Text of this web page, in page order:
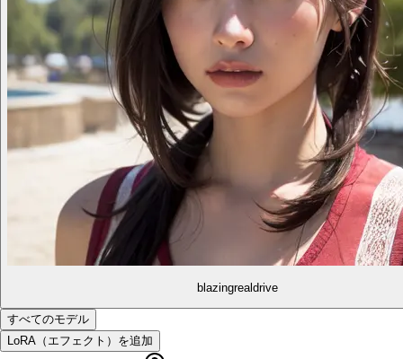
blazingrealdrive
すべてのモデル
LoRA（エフェクト）を追加